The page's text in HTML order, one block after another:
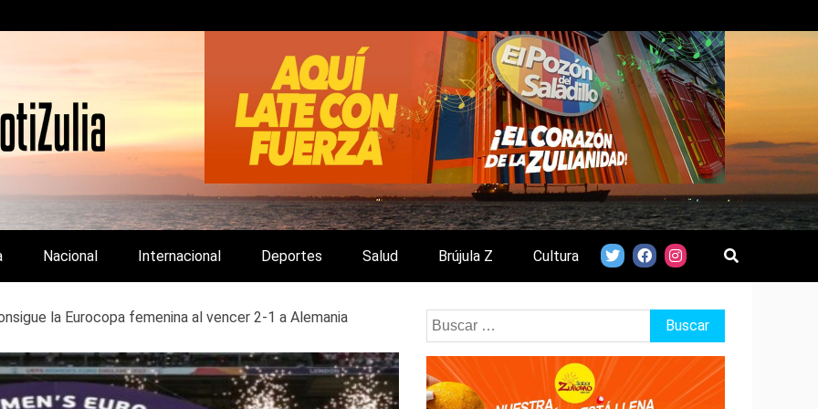
Y DE INTERÉS GENERAL.
Nacional Internacional Deportes Salud Brújula Z Cultura
la Eurocopa femenina al vencer 2-1 a Alemania Buscar: